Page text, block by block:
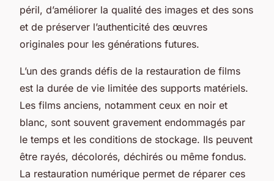
péril, d’améliorer la qualité des images et des sons
et de préserver l’authenticité des œuvres
originales pour les générations futures.
L’un des grands défis de la restauration de films
est la durée de vie limitée des supports matériels.
Les films anciens, notamment ceux en noir et
blanc, sont souvent gravement endommagés par
le temps et les conditions de stockage. Ils peuvent
être rayés, décolorés, déchirés ou même fondus.
La restauration numérique permet de réparer ces